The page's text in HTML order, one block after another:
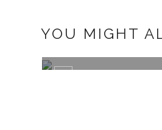
YOU MIGHT